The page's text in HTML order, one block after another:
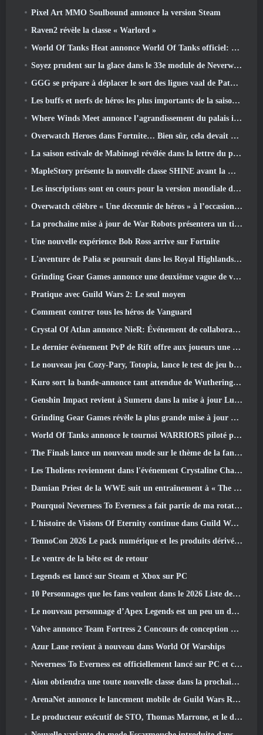
Pixel Art MMO Soulbound annonce la version Steam
Raven2 révèle la classe « Warlord »
World Of Tanks Heat annonce World Of Tanks officiel: Date de lancement de CHALEUR
Soyez prudent sur la glace dans le 33e module de Neverwinter, Froid mordant
GGG se prépare à déplacer le sort des ligues vaal de Path Of Exile 2 avant le lancement du retour des anciens
Les buffs et nerfs de héros les plus importants de la saison 8
Where Winds Meet annonce l’agrandissement du palais impérial et partage une feuille de route de contenu « massive »
Overwatch Heroes dans Fortnite… Bien sûr, cela devait arriver
La saison estivale de Mabinogi révélée dans la lettre du producteur
MapleStory présente la nouvelle classe SHINE avant la mise à jour de juin
Les inscriptions sont en cours pour la version mondiale du « test prologue » Limit Zero Breakers de NCSoft
Overwatch célèbre « Une décennie de héros » à l’occasion de son 10e anniversaire
La prochaine mise à jour de War Robots présentera un tireur d'élite inspiré de Lovecraftian
Une nouvelle expérience Bob Ross arrive sur Fortnite
L'aventure de Palia se poursuit dans les Royal Highlands avec la mise à jour d'aujourd'hui
Grinding Gear Games annonce une deuxième vague de ventes de billets pour l'ExileCon
Pratique avec Guild Wars 2: Le seul moyen
Comment contrer tous les héros de Vanguard
Crystal Of Atlan annonce NieR: Événement de collaboration sur les automates
Le dernier événement PvP de Rift offre aux joueurs une chance de gagner jusqu'à 4000 Crédits et un nouveau titre
Le nouveau jeu Cozy-Pary, Totopia, lance le test de jeu bêta fermé
Kuro sort la bande-annonce tant attendue de Wuthering Waves Cyberpunk: Crossover Edgerunners
Genshin Impact revient à Sumeru dans la mise à jour Luna VII
Grinding Gear Games révèle la plus grande mise à jour de Path Of Exile II à ce jour, Le retour des anciens
World Of Tanks annonce le tournoi WARRIORS piloté par la communauté
The Finals lance un nouveau mode sur le thème de la fantasy médiévale « Dragon's Claim »
Les Tholiens reviennent dans l'événement Crystaline Chaos de Star Trek Online
Damian Priest de la WWE suit un entraînement à « The Loot Camp » dans la bande-annonce Live Action Burst Fest de Delta Force
Pourquoi Neverness To Everness a fait partie de ma rotation, Pour l'instant
L'histoire de Visions Of Eternity continue dans Guild Wars 2 La semaine prochaine
TennoCon 2026 Le pack numérique et les produits dérivés sont désormais disponibles à l'achat
Le ventre de la bête est de retour
Legends est lancé sur Steam et Xbox sur PC
10 Personnages que les fans veulent dans le 2026 Liste des rivaux Marvel les plus nombreux et quelle est la probabilité qu'ils se produisent
Le nouveau personnage d’Apex Legends est un peu un démon de la vitesse
Valve annonce Team Fortress 2 Concours de conception du trophée ÜBERFEST
Azur Lane revient à nouveau dans World Of Warships
Neverness To Everness est officiellement lancé sur PC et consoles
Aion obtiendra une toute nouvelle classe dans la prochaine mise à jour de Dread Blade
ArenaNet annonce le lancement mobile de Guild Wars Reforged
Le producteur exécutif de STO, Thomas Marrone, et le directeur créatif de Neverwinter, Randy Mosiondz, discutent des jeux et de l'avenir de Cryptic.